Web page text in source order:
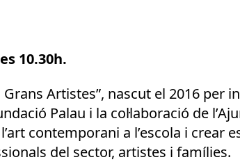
10.30h.
Artistes”, nascut el 2016 per
Palau i la col·laboració de
contemporani a l’escola i crear
del sector, artistes i famílies.